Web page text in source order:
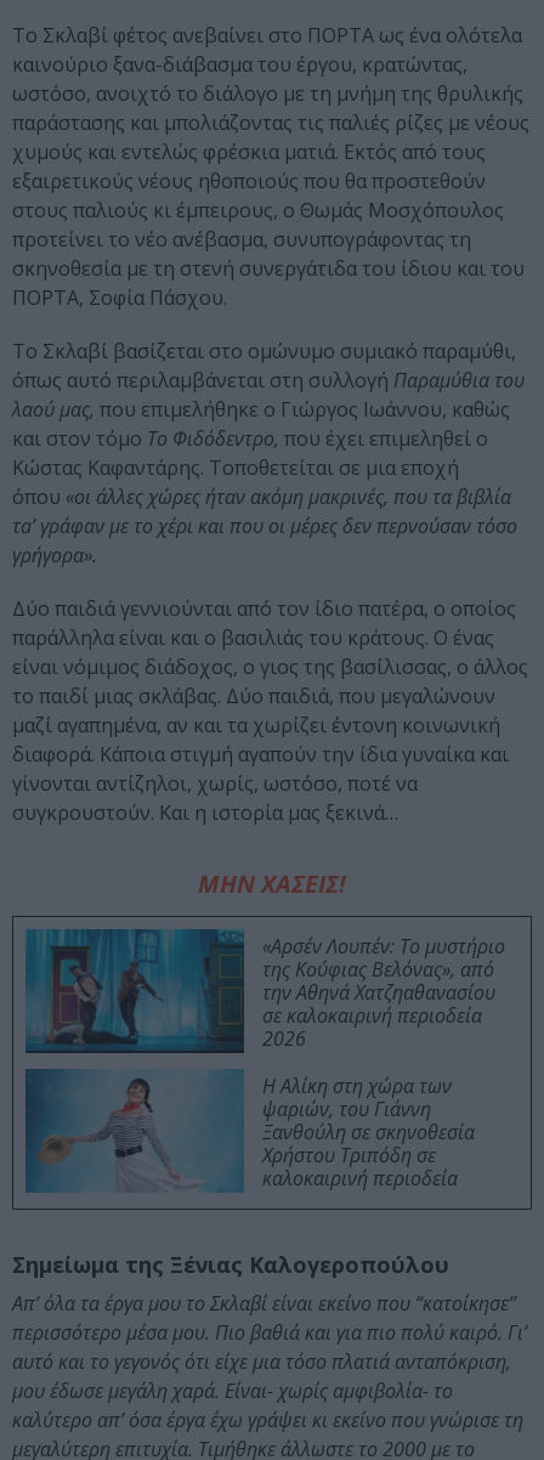
Το Σκλαβί φέτος ανεβαίνει στο ΠΟΡΤΑ ως ένα ολότελα
καινούριο ξανα-διάβασμα του έργου, κρατώντας,
ωστόσο, ανοιχτό το διάλογο με τη μνήμη της θρυλικής
παράστασης και μπολιάζοντας τις παλιές ρίζες με νέους
χυμούς και εντελώς φρέσκια ματιά. Εκτός από τους
εξαιρετικούς νέους ηθοποιούς που θα προστεθούν
στους παλιούς κι έμπειρους, ο Θωμάς Μοσχόπουλος
προτείνει το νέο ανέβασμα, συνυπογράφοντας τη
σκηνοθεσία με τη στενή συνεργάτιδα του ίδιου και του
ΠΟΡΤΑ, Σοφία Πάσχου.
Το Σκλαβί βασίζεται στο ομώνυμο συμιακό παραμύθι,
όπως αυτό περιλαμβάνεται στη συλλογή Παραμύθια του
λαού μας, που επιμελήθηκε ο Γιώργος Ιωάννου, καθώς
και στον τόμο Το Φιδόδεντρο, που έχει επιμεληθεί ο
Κώστας Καφαντάρης. Τοποθετείται σε μια εποχή
όπου «οι άλλες χώρες ήταν ακόμη μακρινές, που τα βιβλία
τa’ γράφαν με το χέρι και που οι μέρες δεν περνούσαν τόσο
γρήγορα».
Δύο παιδιά γεννιούνται από τον ίδιο πατέρα, ο οποίος
παράλληλα είναι και ο βασιλιάς του κράτους. Ο ένας
είναι νόμιμος διάδοχος, ο γιος της βασίλισσας, ο άλλος
το παιδί μιας σκλάβας. Δύο παιδιά, που μεγαλώνουν
μαζί αγαπημένα, αν και τα χωρίζει έντονη κοινωνική
διαφορά. Κάποια στιγμή αγαπούν την ίδια γυναίκα και
γίνονται αντίζηλοι, χωρίς, ωστόσο, ποτέ να
συγκρουστούν. Και η ιστορία μας ξεκινά…
ΜΗΝ ΧΑΣΕΙΣ!
«Αρσέν Λουπέν: Το μυστήριο
της Κούφιας Βελόνας», από
την Αθηνά Χατζηαθανασίου
σε καλοκαιρινή περιοδεία
2026
Η Αλίκη στη χώρα των
ψαριών, του Γιάννη
Ξανθούλη σε σκηνοθεσία
Χρήστου Τριπόδη σε
καλοκαιρινή περιοδεία
Σημείωμα της Ξένιας Καλογεροπούλου
Απ’ όλα τα έργα μου τo Σκλαβί είναι εκείνο που “κατοίκησε”
περισσότερο μέσα μου. Πιο βαθιά και για πιο πολύ καιρό. Γι’
αυτό και το γεγονός ότι είχε μια τόσο πλατιά ανταπόκριση,
μου έδωσε μεγάλη χαρά. Είναι- χωρίς αμφιβολία- το
καλύτερο απ’ όσα έργα έχω γράψει κι εκείνο που γνώρισε τη
μεγαλύτερη επιτυχία. Τιμήθηκε άλλωστε το 2000 με το